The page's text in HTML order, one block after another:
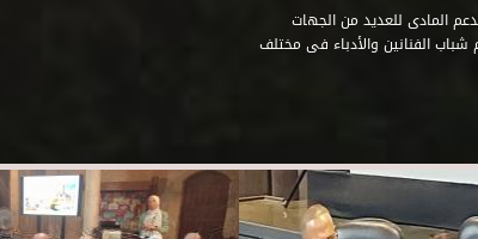
المادى للعديد من الجهات
شباب الفنانين والأدباء فى مختلف